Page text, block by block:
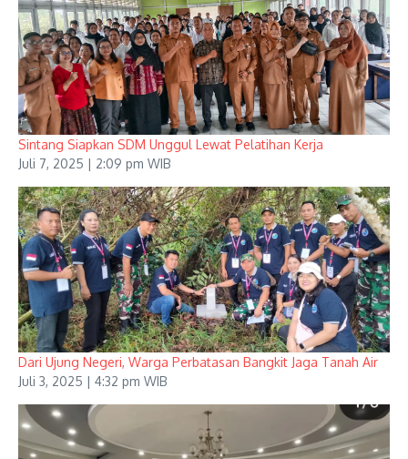
Sintang Siapkan SDM Unggul Lewat Pelatihan Kerja
Juli 7, 2025 | 2:09 pm WIB
Dari Ujung Negeri, Warga Perbatasan Bangkit Jaga Tanah Air
Juli 3, 2025 | 4:32 pm WIB